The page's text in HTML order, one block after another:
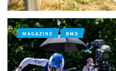
MAGAZINE BMX